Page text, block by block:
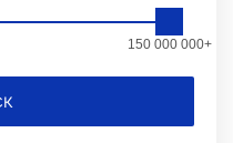
150 000 000+